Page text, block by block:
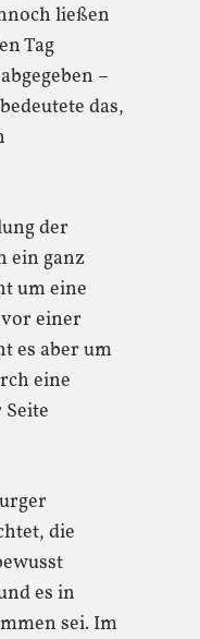
ließen
Tag
–
das,
der
ein ganz
um eine
einer
es aber um
eine
die
es in
sei. Im